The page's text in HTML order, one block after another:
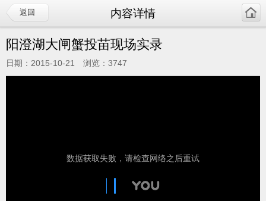
内容详情
返回
阳澄湖大闸蟹投苗现场实录
日期：2015-10-21 浏览：3747